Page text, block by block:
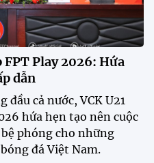
sáng để mua vé xem
ở bán kết